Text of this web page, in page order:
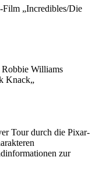
Film „Incredibles/Die
Williams
Knack„
Tour durch die Pixar-
zur